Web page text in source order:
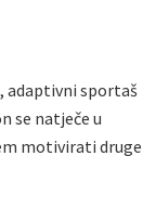
adaptivni sportaš
se natječe u
motivirati druge